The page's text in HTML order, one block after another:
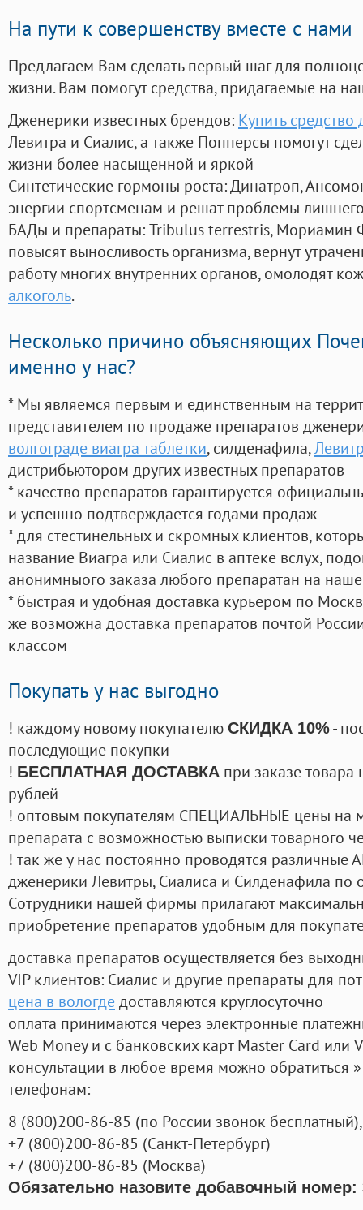
На пути к совершенству вместе с нами
Предлагаем Вам сделать первый шаг для
жизни. Вам помогут средства, придагаемые на
Дженерики известных брендов: Купить
Левитра и Сиалис, а также Попперсы помогут
жизни более насыщенной и яркой
Синтетические гормоны роста: Динатроп,
энергии спортсменам и решат проблемы
БАДы и препараты:Tribulus terrestris, Мориамин
повысят выносливость организма, вернут
работу многих внутренних органов, омолодят
алкоголь.
Несколько причино объясняющих
именно у нас?
* Мы являемся первым и единственным на
представителем по продаже препаратов
волгограде виагра таблетки, силденафила,
дистрибьютором других известных препаратов
* качество препаратов гарантируется
и успешно подтверждается годами продаж
* для стестинельных и скромных клиентов,
название Виагра или Сиалис в аптеке вслух,
анонимныого заказа любого препаратан на
* быстрая и удобная доставка курьером по
же возможна доставка препаратов почтой
классом
Покупать у нас выгодно
! каждому новому покупателю СКИДКА 10%-
последующие покупки
! БЕСПЛАТНАЯ ДОСТАВКА при заказе
рублей
! оптовым покупателям СПЕЦИАЛЬНЫЕ цены на
препарата с возможностью выписки товарного
! так же у нас постоянно проводятся
дженерики Левитры, Сиалиса и Силденафила по
Cотрудники нашей фирмы прилагают
приобретение препаратов удобным для
доставка препаратов осуществляется без
VIP клиентов: Сиалис и другие препараты для
цена в вологдедоставляются круглосуточно
оплата принимаются через электронные
Web Money и с банковских карт Master Card или
консультации в любое время можно обратиться
телефонам:
8 (800)200-86-85 (по России звонок бесплатный),
+7 (800)200-86-85 (Санкт-Петербург)
+7 (800)200-86-85 (Москва)
Обязательно назовите добавочный номер: